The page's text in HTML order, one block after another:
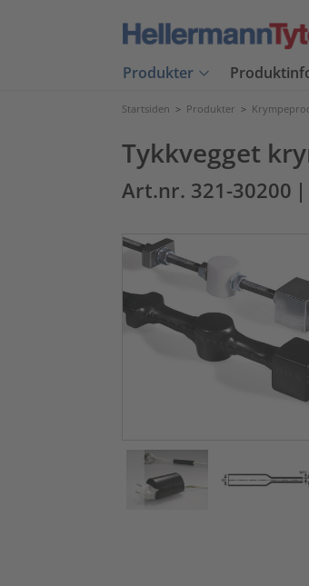
Produkter
Startsiden > Produkter >
Tykkvegget
Art.nr. 321-30200